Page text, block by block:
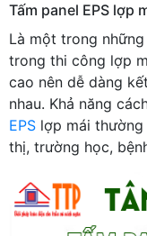
Tấm panel EPS lợp
Là một trong
trong thi công lợp
cao nên dễ dàng
nhau. Khả năng
EPS lợp mái
thị, trường học,